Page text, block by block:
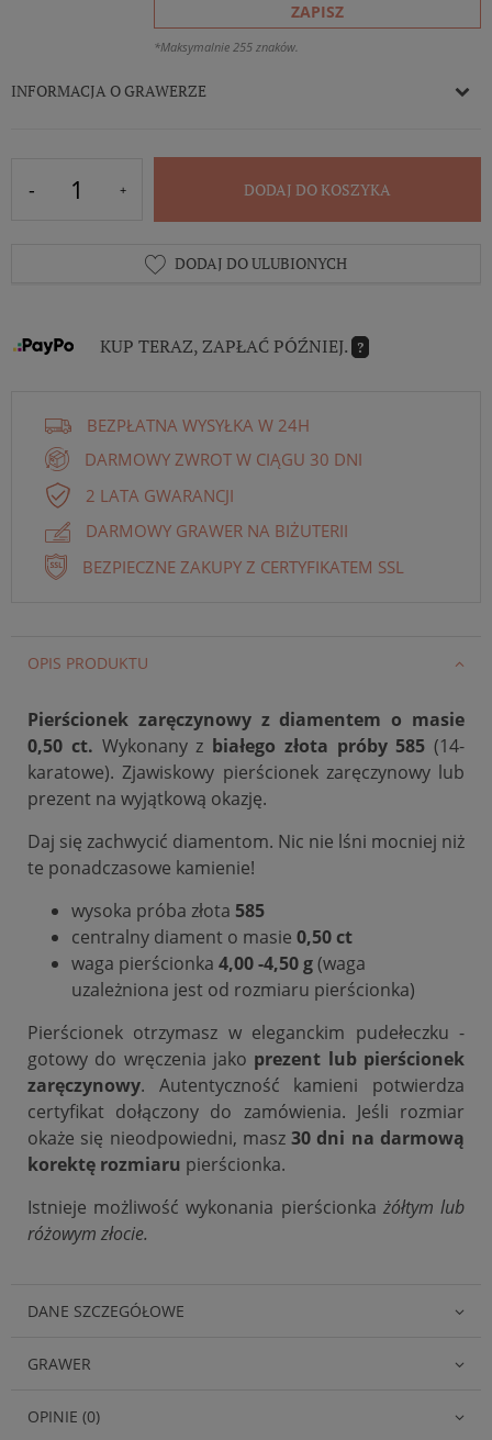
ZAPISZ
*Maksymalnie 255 znaków.
INFORMACJA O GRAWERZE
DODAJ DO KOSZYKA
DODAJ DO ULUBIONYCH
KUP TERAZ, ZAPŁAĆ PÓŹNIEJ. ?
BEZPŁATNA WYSYŁKA W 24H
DARMOWY ZWROT W CIĄGU 30 DNI
2 LATA GWARANCJI
DARMOWY GRAWER NA BIŻUTERII
BEZPIECZNE ZAKUPY Z CERTYFIKATEM SSL
OPIS PRODUKTU
Pierścionek zaręczynowy z diamentem o masie
0,50 ct. Wykonany z białego złota próby 585 (14-
karatowe). Zjawiskowy pierścionek zaręczynowy lub
prezent na wyjątkową okazję.
Daj się zachwycić diamentom. Nic nie lśni mocniej niż
te ponadczasowe kamienie!
wysoka próba złota 585
centralny diament o masie 0,50 ct
waga pierścionka 4,00 -4,50 g(waga
uzależniona jest od rozmiaru pierścionka)
Pierścionek otrzymasz w eleganckim pudełeczku -
gotowy do wręczenia jako prezent lub pierścionek
zaręczynowy. Autentyczność kamieni potwierdza
certyfikat dołączony do zamówienia. Jeśli rozmiar
okaże się nieodpowiedni, masz30 dni na darmową
korektę rozmiaru pierścionka.
Istnieje możliwość wykonania pierścionka żółtym lub
różowym złocie.
DANE SZCZEGÓŁOWE
GRAWER
OPINIE (0)